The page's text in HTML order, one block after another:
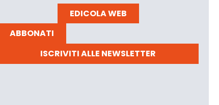
EDICOLA WEB
ABBONATI
ISCRIVITI ALLE NEWSLETTER